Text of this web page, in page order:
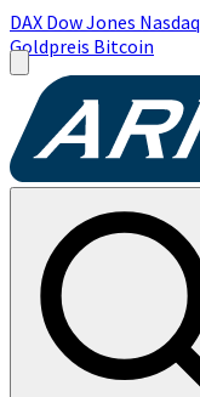
DAX Dow Jones Nasdaq
Goldpreis Bitcoin